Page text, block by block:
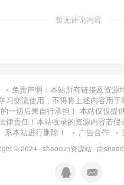
暂无评论内容
免责声明：本站所有链接及资源
习交流使用，不得将上述内容用于
一切后果自行承担！ 本站仅仅提
律责任！本站收录的资源内容若
系本站进行删除！
广告合作
© 2024 · shaocun资源站 · 由